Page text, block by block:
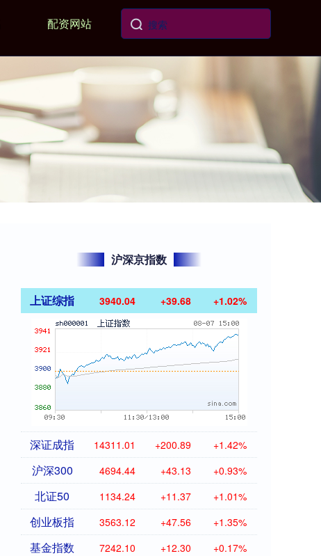
配资网站
沪深京指数
上证综指 3940.04 +39.68 +1.02%
深证成指 14311.01 +200.89 +1.42%
沪深300 4694.44 +43.13 +0.93%
北证50 1134.24 +11.37 +1.01%
创业板指 3563.12 +47.56 +1.35%
基金指数 7242.10 +12.30 +0.17%